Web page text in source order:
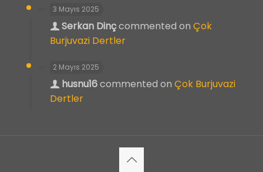
3 Mayıs 2025
Serkan Dinçcommented on Çok
Burjuvazi Dertler
2 Mayıs 2025
husnu16commented on Çok Burjuvazi
Dertler